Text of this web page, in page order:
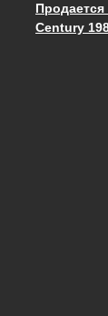
Century